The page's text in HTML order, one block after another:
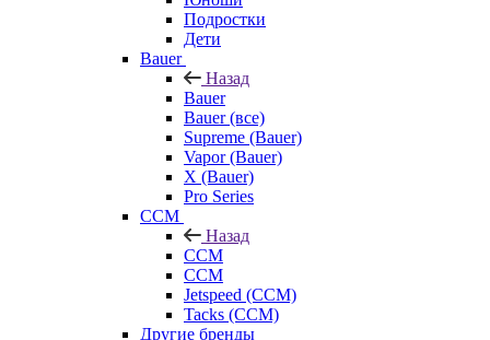
Подростки
Дети
Bauer
Назад
Bauer
Bauer (все)
Supreme (Bauer)
Vapor (Bauer)
X (Bauer)
Pro Series
CCM
Назад
CCM
CCM
Jetspeed (CCM)
Tacks (CCM)
Другие бренды